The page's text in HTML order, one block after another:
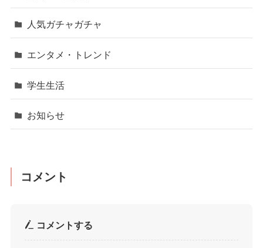
人気ガチャガチャ
エンタメ・トレンド
学生生活
お知らせ
コメント
コメントする